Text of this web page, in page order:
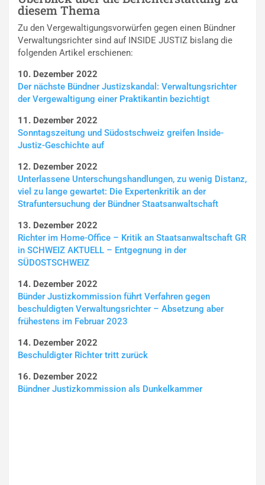
diesem Thema
Zu den Vergewaltigungsvorwürfen gegen einen Bündner
Verwaltungsrichter sind auf INSIDE JUSTIZ bislang die
folgenden Artikel erschienen:
10. Dezember 2022
Der nächste Bündner Justizskandal: Verwaltungsrichter
der Vergewaltigung einer Praktikantin bezichtigt
11. Dezember 2022
Sonntagszeitung und Südostschweiz greifen Inside-
Justiz-Geschichte auf
12. Dezember 2022
Unterlassene Unterschungshandlungen, zu wenig Distanz,
viel zu lange gewartet: Die Expertenkritik an der
Strafuntersuchung der Bündner Staatsanwaltschaft
13. Dezember 2022
Richter im Home-Office – Kritik an Staatsanwaltschaft GR
in SCHWEIZ AKTUELL – Entgegnung in der
SÜDOSTSCHWEIZ
14. Dezember 2022
Bünder Justizkommission führt Verfahren gegen
beschuldigten Verwaltungsrichter – Absetzung aber
frühestens im Februar 2023
14. Dezember 2022
Beschuldigter Richter tritt zurück
16. Dezember 2022
Bündner Justizkommission als Dunkelkammer